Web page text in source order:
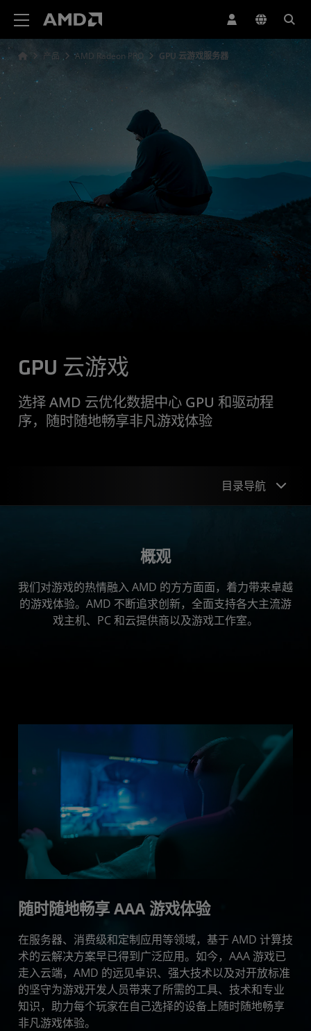
产品 AMD Radeon PRO GPU 云游戏服务器
GPU 云游戏
选择 AMD 云优化数据中心 GPU 和驱动程
序，随时随地畅享非凡游戏体验
目录导航
合作伙伴关系
概观
我们对游戏的热情融入 AMD 的方方面面，着力带来卓越
的游戏体验。AMD 不断追求创新，全面支持各大主流游
戏主机、PC 和云提供商以及游戏工作室。
随时随地畅享 AAA 游戏体验
在服务器、消费级和定制应用等领域，基于 AMD 计算技
术的云解决方案早已得到广泛应用。如今，AAA 游戏已
走入云端，AMD 的远见卓识、强大技术以及对开放标准
的坚守为游戏开发人员带来了所需的工具、技术和专业
知识，助力每个玩家在自己选择的设备上随时随地畅享
非凡游戏体验。